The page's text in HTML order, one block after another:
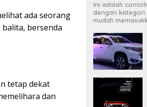
ada seorang
bersenda
tetap dekat
dan
Ini adalah
dengan
mudah